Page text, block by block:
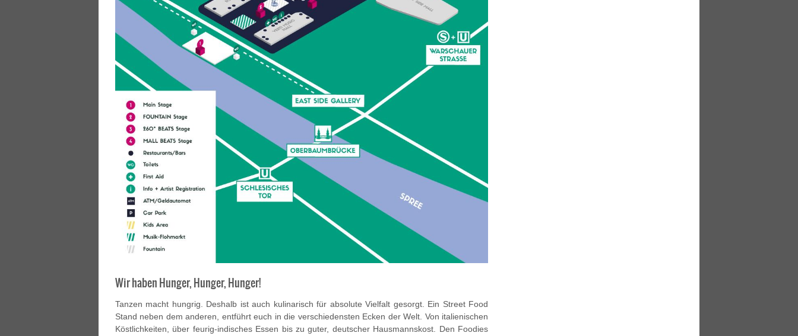
Wir haben Hunger, Hunger, Hunger!
Tanzen macht hungrig. Deshalb ist auch kulinarisch für absolute Vielfalt gesorgt. Ein Street Food
Stand neben dem anderen, entführt euch in die verschiedensten Ecken der Welt. Von italienischen
Köstlichkeiten, über feurig-indisches Essen bis zu guter, deutscher Hausmannskost. Den Foodies